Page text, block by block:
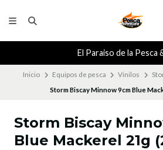
El Paraiso de la Pesca
Inicio Equipos de pesca Vinilos
Storm Biscay Minnow 9cm Blue
Storm Biscay
Blue Mackerel 21g